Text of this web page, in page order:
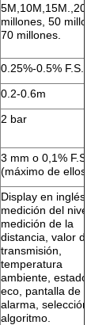
5M, 10M, 15M. 20
millones, 50
70 millones.
0.25%-0.5% F.S.
0.2-0.6m
2 bar
3 mm o 0,1% F.S.
(máximo de ellos)
Display en inglés:
medición del
medición de la
distancia, valor de
transmisión,
temperatura
ambiente, estado
eco, pantalla de
alarma, selección
algoritmo.